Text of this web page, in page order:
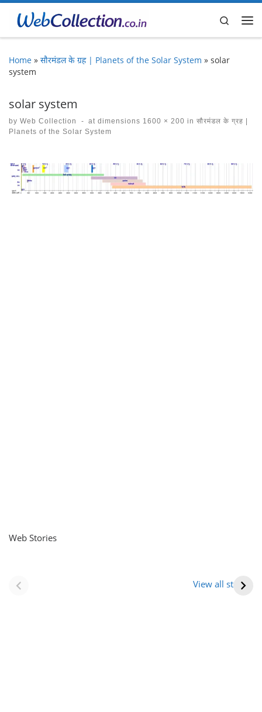
Skip to content
Search
Home » सौरमंडल के ग्रह | Planets of the Solar System » solar
system
solar system
by Web Collection - at dimensions 1600 × 200 in सौरमंडल के ग्रह |
Planets of the Solar System
Images navigation
Web Stories
View all stories
(राजस्थान) |
आभूषण (women’s